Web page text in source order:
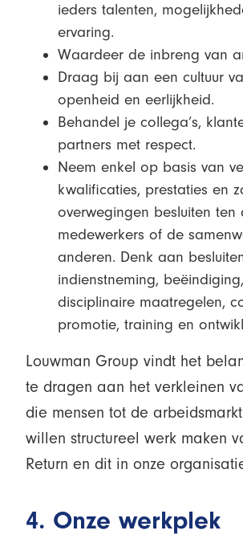
ieders talenten,
ervaring.
Waardeer de inbreng van
Draag bij aan een cultuur
openheid en eerlijkheid.
Behandel je collega’s,
partners met respect.
Neem enkel op basis van
kwalificaties, prestaties en
overwegingen besluiten ten
medewerkers of de
anderen. Denk aan
indienstneming,
disciplinaire maatregelen,
promotie, training en
Louwman Group vindt het
te dragen aan het verkleinen
die mensen tot de
willen structureel werk maken
Return en dit in onze
4. Onze werkplek